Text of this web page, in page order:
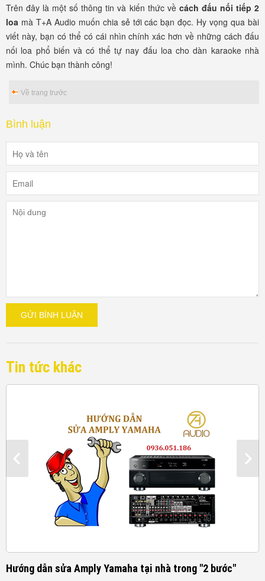
Trên đây là một số thông tin và kiến thức về cách đấu nối tiếp 2
loa mà T+A Audio muốn chia sẻ tới các bạn đọc. Hy vọng qua bài
viết này, bạn có thể có cái nhìn chính xác hơn về những cách đấu
nối loa phổ biến và có thể tự nay đấu loa cho dàn karaoke nhà
mình. Chúc bạn thành công!
Về trang trước
Bình luận
GỬI BÌNH LUẬN
Tin tức khác
Hướng dẫn sửa Amply Yamaha tại nhà trong "2 bước"